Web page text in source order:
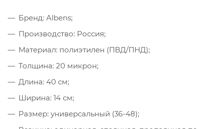
Бренд: Albens;
Производство: Россия;
Материал: полиэтилен (ПВД/ПНД);
Толщина: 20 микрон;
Длина: 40 см;
Ширина: 14 см;
Размер: универсальный (36-48);